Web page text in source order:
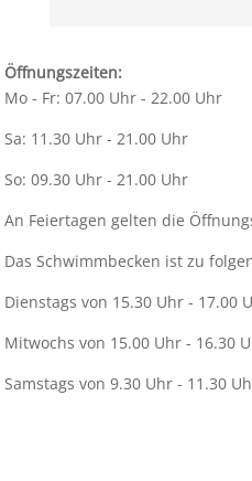
Öffnungszeiten:
Mo - Fr: 07.00 Uhr - 22.00 Uhr
Sa: 11.30 Uhr - 21.00 Uhr
So: 09.30 Uhr - 21.00 Uhr
An Feiertagen gelten die
Das Schwimmbecken ist zu
Dienstags von 15.30 Uhr - 17.00
Mitwochs von 15.00 Uhr - 16.30
Samstags von 9.30 Uhr - 11.30